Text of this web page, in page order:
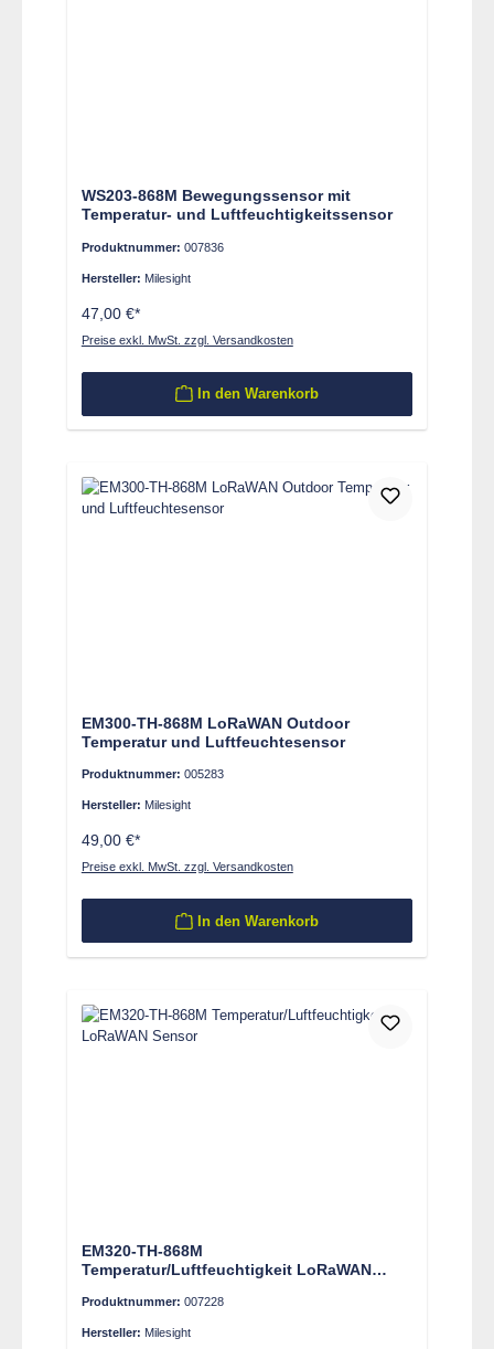
WS203-868M Bewegungssensor mit
Temperatur- und Luftfeuchtigkeitssensor
Produktnummer: 007836
Hersteller: Milesight
47,00 €*
Preise exkl. MwSt. zzgl. Versandkosten
In den Warenkorb
EM300-TH-868M LoRaWAN Outdoor
Temperatur und Luftfeuchtesensor
Produktnummer: 005283
Hersteller: Milesight
49,00 €*
Preise exkl. MwSt. zzgl. Versandkosten
In den Warenkorb
EM320-TH-868M
Temperatur/Luftfeuchtigkeit LoRaWAN
Produktnummer: 007228
Hersteller: Milesight